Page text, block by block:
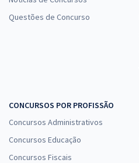
Questões de Concurso
CONCURSOS POR PROFISSÃO
Concursos Administrativos
Concursos Educação
Concursos Fiscais